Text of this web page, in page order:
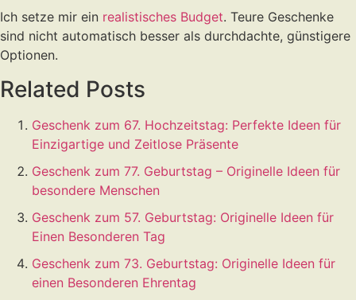
Ich setze mir ein realistisches Budget. Teure Geschenke
sind nicht automatisch besser als durchdachte, günstigere
Optionen.
Related Posts
Geschenk zum 67. Hochzeitstag: Perfekte Ideen für
Einzigartige und Zeitlose Präsente
Geschenk zum 77. Geburtstag – Originelle Ideen für
besondere Menschen
Geschenk zum 57. Geburtstag: Originelle Ideen für
Einen Besonderen Tag
Geschenk zum 73. Geburtstag: Originelle Ideen für
einen Besonderen Ehrentag